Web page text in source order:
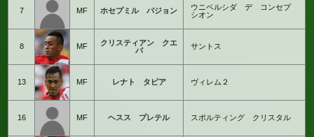
7 MF ホセプミル バジョン
ウニベルシダ デ コンセプ
シオン
8 MF
クリスティアン クエ
バ
サントス
13 MF レナト タピア ヴィレム２
16 MF ヘスス プレテル スポルティング クリスタル